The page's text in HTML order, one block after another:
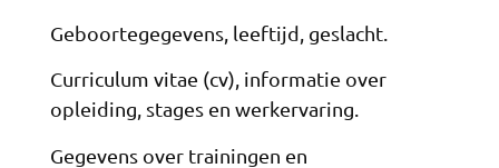
Geboortegegevens, leeftijd, geslacht.
Curriculum vitae (cv), informatie over
opleiding, stages en werkervaring.
Gegevens over trainingen en